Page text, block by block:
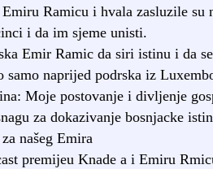
Ramicu i hvala zasluzile su
i da im sjeme unisti.
Emir Ramic da siri istinu i da
samo naprijed podrska iz
Moje postovanje i divljenje
za dokazivanje bosnjacke
našeg Emira
premijeu Knade a i Emiru